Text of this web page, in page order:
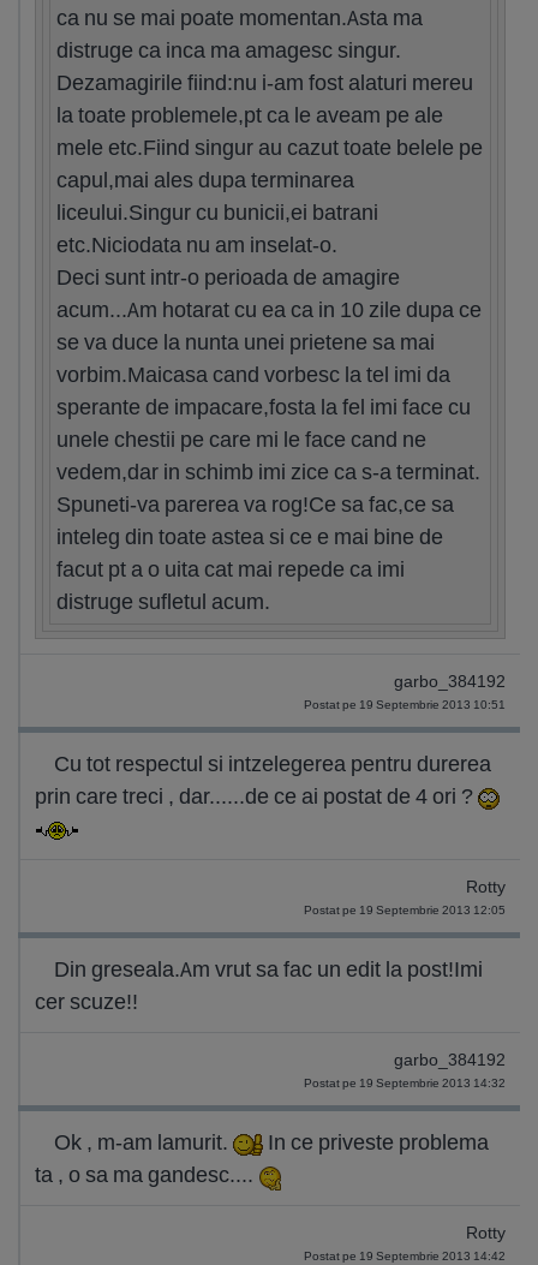
ca nu se mai poate momentan.Asta ma
distruge ca inca ma amagesc singur.
Dezamagirile fiind:nu i-am fost alaturi mereu
la toate problemele,pt ca le aveam pe ale
mele etc.Fiind singur au cazut toate belele pe
capul,mai ales dupa terminarea
liceului.Singur cu bunicii,ei batrani
etc.Niciodata nu am inselat-o.
Deci sunt intr-o perioada de amagire
acum...Am hotarat cu ea ca in 10 zile dupa ce
se va duce la nunta unei prietene sa mai
vorbim.Maicasa cand vorbesc la tel imi da
sperante de impacare,fosta la fel imi face cu
unele chestii pe care mi le face cand ne
vedem,dar in schimb imi zice ca s-a terminat.
Spuneti-va parerea va rog!Ce sa fac,ce sa
inteleg din toate astea si ce e mai bine de
facut pt a o uita cat mai repede ca imi
distruge sufletul acum.
garbo_384192
Postat pe 19 Septembrie 2013 10:51
Cu tot respectul si intzelegerea pentru durerea
prin care treci , dar......de ce ai postat de 4 ori ?
Rotty
Postat pe 19 Septembrie 2013 12:05
Din greseala.Am vrut sa fac un edit la post!Imi
cer scuze!!
garbo_384192
Postat pe 19 Septembrie 2013 14:32
Ok , m-am lamurit.
In ce priveste problema
ta , o sa ma gandesc....
Rotty
Postat pe 19 Septembrie 2013 14:42